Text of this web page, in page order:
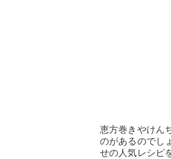
恵方巻きやけん
のがあるのでし
せの人気レシピ